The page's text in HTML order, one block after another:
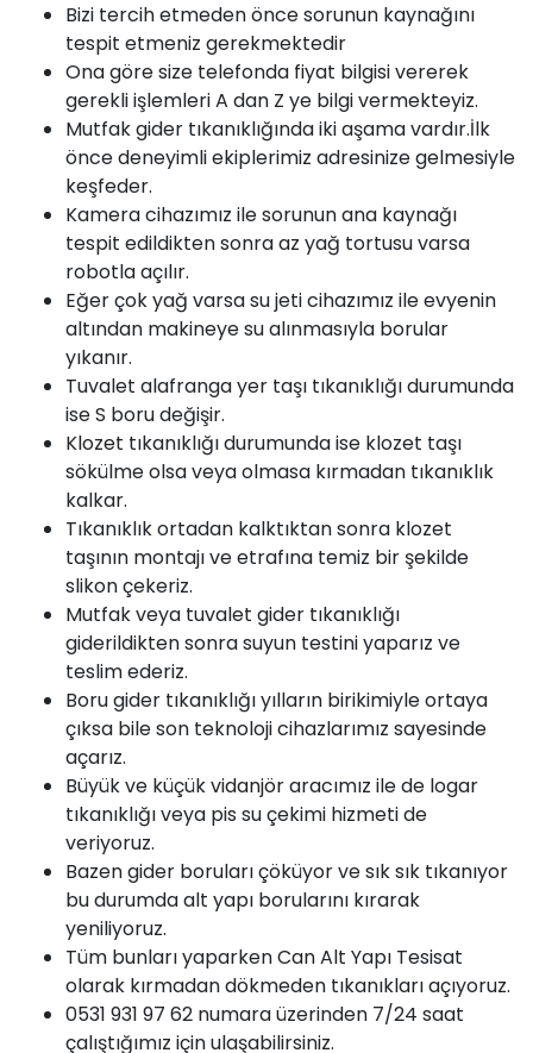
Bizi tercih etmeden önce sorunun kaynağını
tespit etmeniz gerekmektedir
Ona göre size telefonda fiyat bilgisi vererek
gerekli işlemleri A dan Z ye bilgi vermekteyiz.
Mutfak gider tıkanıklığında iki aşama vardır.İlk
önce deneyimli ekiplerimiz adresinize gelmesiyle
keşfeder.
Kamera cihazımız ile sorunun ana kaynağı
tespit edildikten sonra az yağ tortusu varsa
robotla açılır.
Eğer çok yağ varsa su jeti cihazımız ile evyenin
altından makineye su alınmasıyla borular
yıkanır.
Tuvalet alafranga yer taşı tıkanıklığı durumunda
ise S boru değişir.
Klozet tıkanıklığı durumunda ise klozet taşı
sökülme olsa veya olmasa kırmadan tıkanıklık
kalkar.
Tıkanıklık ortadan kalktıktan sonra klozet
taşının montajı ve etrafına temiz bir şekilde
slikon çekeriz.
Mutfak veya tuvalet gider tıkanıklığı
giderildikten sonra suyun testini yaparız ve
teslim ederiz.
Boru gider tıkanıklığı yılların birikimiyle ortaya
çıksa bile son teknoloji cihazlarımız sayesinde
açarız.
Büyük ve küçükvidanjöraracımız ile de logar
tıkanıklığı veya pis su çekimi hizmeti de
veriyoruz.
Bazen gider boruları çöküyor ve sık sık tıkanıyor
bu durumda alt yapı borularını kırarak
yeniliyoruz.
Tüm bunları yaparkenCanAlt Yapı Tesisat
olarak kırmadan dökmeden tıkanıkları açıyoruz.
0531 931 97 62 numara üzerinden 7/24 saat
çalıştığımız için ulaşabilirsiniz.